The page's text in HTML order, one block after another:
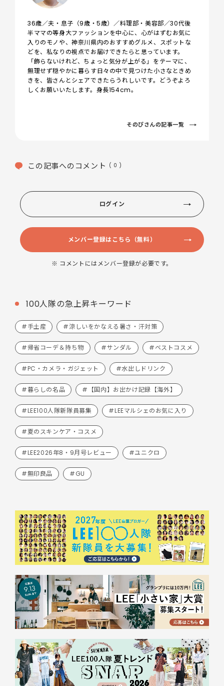
36歳／夫・息子（9歳・5歳）／料理部・美容部／30代後
半ママの等身大ファッションを中心に、心がはずむお気に
入りのモノや、神奈川県内のおすすめグルメ、スポットな
どを、私なりの視点でお届けできたらと思っています。
「飾らないけれど、ちょっと気分が上がる」をテーマに、
無理せず穏やかに暮らす日々の中で見つけた小さなときめ
きを、皆さんとシェアできたらうれしいです。どうぞよろ
しくお願いいたします。身長154cm。
そのぴさんの記事一覧
この記事へのコメント ( 0 )
ログイン
メンバー登録はこちら（無料）
※ コメントにはメンバー登録が必要です。
100人隊の急上昇キーワード
#手土産 #涼しいをかなえる暑さ・汗対策
#帰省コーデ＆持ち物 #サンダル #ベストコスメ
#PC・カメラ・ガジェット #水出しドリンク
#暮らしの名品 #【国内】お出かけ記録【海外】
#LEE100人隊新隊員募集 #LEEマルシェのお気に入り
#夏のスキンケア・コスメ
#LEE2026年8・9月号レビュー #ユニクロ
#無印良品 #GU